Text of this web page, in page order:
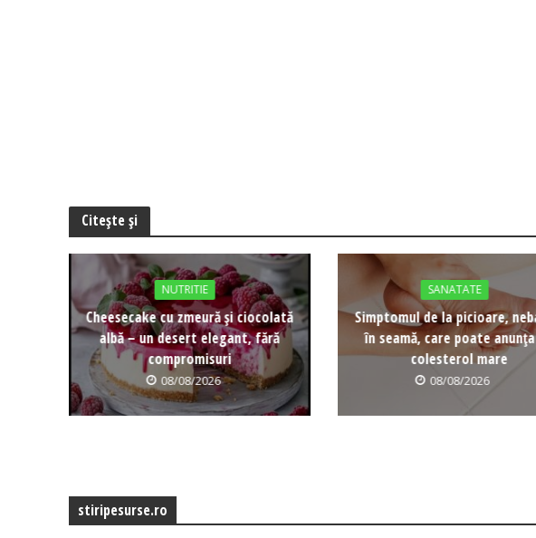
Citește și
NUTRITIE
Cheesecake cu zmeură și ciocolată
albă – un desert elegant, fără
compromisuri
08/08/2026
SANATATE
Simptomul de la picioare,
în seamă, care poate
colesterol mare
08/08/2026
stiripesurse.ro